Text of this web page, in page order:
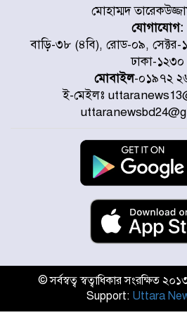
মাতারবাড়ী
যোগ দিয়েছেন
জাতীয়
জেলা কমিটি
দিতেন আদীব,
বাঁশখালীকে
পদক্ষেপ
বিদ্যুৎ-
চেষ্টা করছে
মোহাম্মদ
যোগাযোগ:
বাড়ি-৩৮ (৪বি), রোড-০৯, সেক্টর-
ঢাকা-১২৩০
মোবাইল-০১৯৭২
ই-মেইলঃ
© সর্বস্বত্ব স্বত্বাধিকার সংরক্ষিত
Support: Uttara